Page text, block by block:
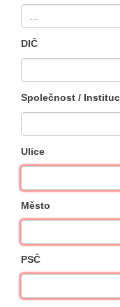
DIČ
Společnost /
Ulice
Město
PSČ